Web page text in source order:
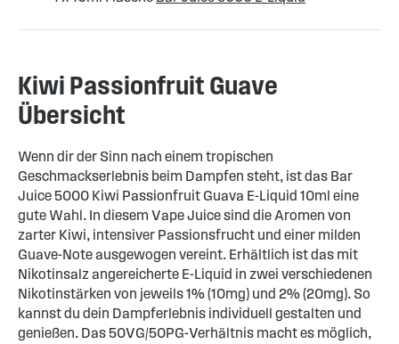
Kiwi Passionfruit Guave
Übersicht
Wenn dir der Sinn nach einem tropischen
Geschmackserlebnis beim Dampfen steht, ist das Bar
Juice 5000 Kiwi Passionfruit Guava E-Liquid 10ml eine
gute Wahl. In diesem Vape Juice sind die Aromen von
zarter Kiwi, intensiver Passionsfrucht und einer milden
Guave-Note ausgewogen vereint. Erhältlich ist das mit
Nikotinsalz angereicherte E-Liquid in zwei verschiedenen
Nikotinstärken von jeweils 1% (10mg) und 2% (20mg). So
kannst du dein Dampferlebnis individuell gestalten und
genießen. Das 50VG/50PG-Verhältnis macht es möglich,